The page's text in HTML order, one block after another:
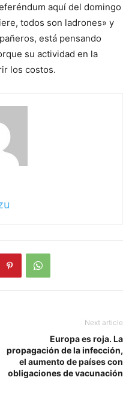
aquí del domingo
todos son ladrones» y
está pensando
su actividad en la
los costos.
Next article
Europa es roja. La
propagación de la infección,
el aumento de países con
obligaciones de vacunación